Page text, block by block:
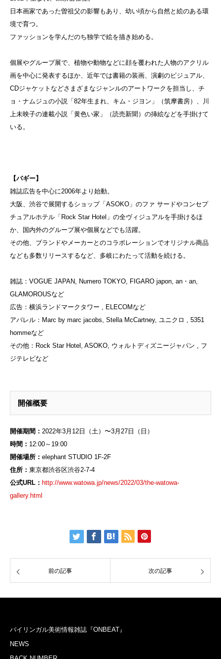
日本画家であった曽祖父の影響もあり、幼い頃から自然と絵のある環
境で育つ。
ファッションを学んだのち独学で絵を描き始める。
個展やグループ展で、植物や動物などに顔を覆われた人物のアクリル
画を中心に発表するほか、近年では書籍の装画、演劇のビジュアル、
CDジャケットなどさまざまなジャンルのアートワークを担当し、チ
ョ・ナムジュの小説「82年生まれ、キム・ジヨン」（筑摩書房）、川
上未映子の連載小説「黄色い家」（読売新聞）の挿絵などを手掛けて
いる。
【バギー】
雑誌広告を中心に2006年より始動。
大阪、渋谷で展開するショップ「ASOKO」のファ サードやコンセプ
チュアルホテル「Rock Star Hotel」の全ヴィジュアルを手掛けるほ
か、国内外のグループ展や個展などでも活躍。
その他、ブランドやメーカーとのコラボレーションでオリジナル商品
なども多数リリースするなど、多岐にわたって活動を続ける。
雑誌：VOGUE JAPAN, Numero TOKYO, FIGARO japon, an・an,
GLAMOROUSなど
広告：横浜ランドマークタワー , ELECOMなど
アパレル：Marc by marc jacobs, Stella McCartney, ユニクロ , 5351
hommeなど
その他：Rock Star Hotel, ASOKO, ウォルトディズニージャパン , フ
ジテレビなど
開催概要
開催期間： 2022年3月12日（土）〜3月27日（日）
時間： 12:00～19:00
開催場所： elephant STUDIO 1F-2F
住所： 東京都渋谷区渋谷2-7-4
公式URL： http://www.watowa.jp/news/2022/03/the-watowa-
gallery.html
前の記事 次の記事
バイリンガル美術情報雑誌『ONBEAT』
NEWS